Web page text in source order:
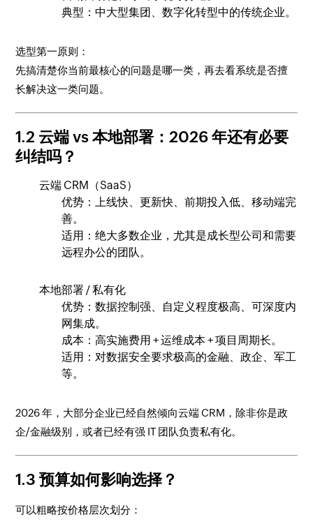
典型：中大型集团、数字化转型中的传统企业。
选型第一原则：
先搞清楚你当前最核心的问题是哪一类，再去看系统是否擅
长解决这一类问题。
1.2 云端 vs 本地部署：2026 年还有必要
纠结吗？
云端 CRM（SaaS）
优势：上线快、更新快、前期投入低、移动端完
善。
适用：绝大多数企业，尤其是成长型公司和需要
远程办公的团队。
本地部署 / 私有化
优势：数据控制强、自定义程度极高、可深度内
网集成。
成本：高实施费用 + 运维成本 + 项目周期长。
适用：对数据安全要求极高的金融、政企、军工
等。
2026 年，大部分企业已经自然倾向云端 CRM，除非你是政
企/金融级别，或者已经有强 IT 团队负责私有化。
1.3 预算如何影响选择？
可以粗略按价格层次划分：